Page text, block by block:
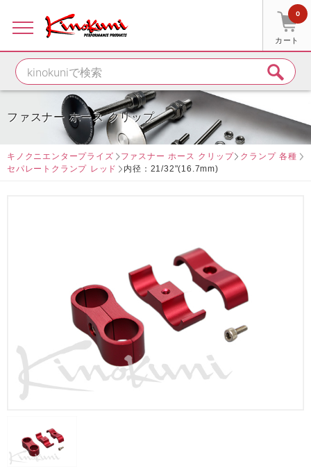
カート
0
ファスナー ホース クリップ
キノクニエンタープライズ ファスナー ホース クリップ
クランプ 各種
セパレートクランプ レッド
内径：21/32"(16.7mm)